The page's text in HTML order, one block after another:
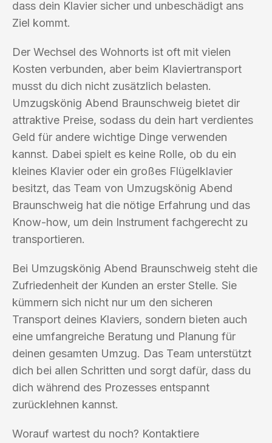
dass dein Klavier sicher und unbeschädigt ans
Ziel kommt.
Der Wechsel des Wohnorts ist oft mit vielen
Kosten verbunden, aber beim Klaviertransport
musst du dich nicht zusätzlich belasten.
Umzugskönig Abend Braunschweig bietet dir
attraktive Preise, sodass du dein hart verdientes
Geld für andere wichtige Dinge verwenden
kannst. Dabei spielt es keine Rolle, ob du ein
kleines Klavier oder ein großes Flügelklavier
besitzt, das Team von Umzugskönig Abend
Braunschweig hat die nötige Erfahrung und das
Know-how, um dein Instrument fachgerecht zu
transportieren.
Bei Umzugskönig Abend Braunschweig steht die
Zufriedenheit der Kunden an erster Stelle. Sie
kümmern sich nicht nur um den sicheren
Transport deines Klaviers, sondern bieten auch
eine umfangreiche Beratung und Planung für
deinen gesamten Umzug. Das Team unterstützt
dich bei allen Schritten und sorgt dafür, dass du
dich während des Prozesses entspannt
zurücklehnen kannst.
Worauf wartest du noch? Kontaktiere